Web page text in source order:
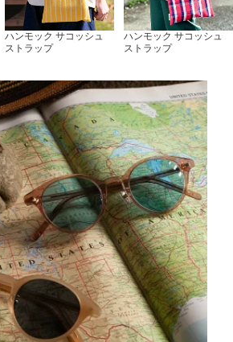
ハンモック サコッシュ
ストラップ
ハンモック サコッシュ
ストラップ